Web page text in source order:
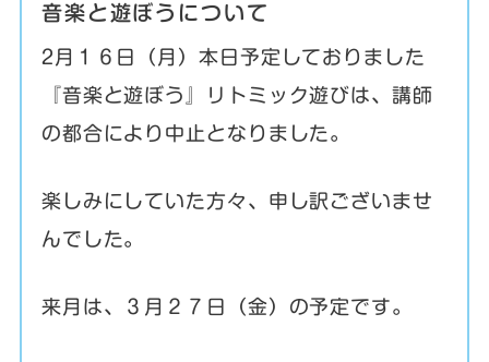
音楽と遊ぼうについて
2月１６日（月）本日予定しておりました
『音楽と遊ぼう』リトミック遊びは、講師
の都合により中止となりました。
楽しみにしていた方々、申し訳ございませ
んでした。
来月は、３月２７日（金）の予定です。